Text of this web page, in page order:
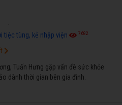
tiệc tùng, kẻ nhập viện 7682
Tuấn Hưng gặp vấn đề sức khỏe
dành thời gian bên gia đình.